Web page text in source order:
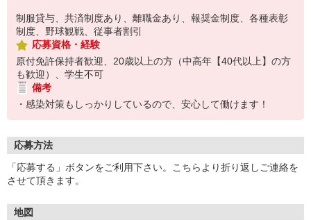
制服貸与、共済制度あり、離職金あり、報奨金制度、各種表彰
制度、野球観戦、従事者割引
応募資格・経験
原付免許保持者歓迎、20歳以上の方（中高年【40代以上】の方
も歓迎）、学生不可
備考
・感染対策もしっかりしているので、安心して働けます！
応募方法
「応募する」ボタンをご利用下さい。こちらより折り返しご連絡を
させて頂きます。
地図